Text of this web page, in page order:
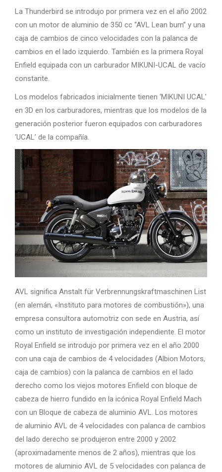
La Thunderbird se introdujo por primera vez en el año 2002
con un motor de aluminio de 350 cc “AVL Lean burn” y una
caja de cambios de cinco velocidades con la palanca de
cambios en el lado izquierdo. También es la primera Royal
Enfield equipada con un carburador MIKUNI-UCAL de vacío
constante.
Los modelos fabricados inicialmente tienen ‘MIKUNI UCAL’
en 3D en los carburadores, mientras que los modelos de la
generación posterior fueron equipados con carburadores
‘UCAL’ de la compañía.
AVL significa Anstalt für Verbrennungskraftmaschinen List
(en alemán, «Instituto para motores de combustión»), una
empresa consultora automotriz con sede en Austria, así
como un instituto de investigación independiente. El motor
Royal Enfield se introdujo por primera vez en el año 2000
con una caja de cambios de 4 velocidades (Albion Motors,
caja de cambios) con la palanca de cambios en el lado
derecho como los viejos motores Enfield con bloque de
cabeza de hierro fundido en la icónica Royal Enfield Mach
con un Bloque de cabeza de aluminio AVL. Los motores
de aluminio AVL de 4 velocidades con palanca de cambios
del lado derecho se produjeron entre 2000 y 2002
(aproximadamente menos de 2 años), mientras que los
motores de aluminio AVL de 5 velocidades con palanca de